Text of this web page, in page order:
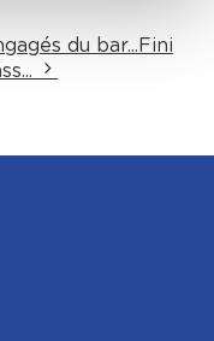
du bar... Fini